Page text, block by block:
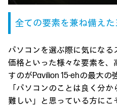
全ての要素を兼ね備えた
パソコンを選ぶ際に気になる
価格といった様々な要素を
すのがPavilion 15-ehの最大の
「パソコンのことは良く分
難しい」と思っている方に